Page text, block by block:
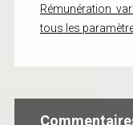
Rémunération
tous les